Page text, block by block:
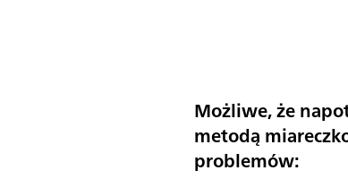
Możliwe, że
metodą
problemów: